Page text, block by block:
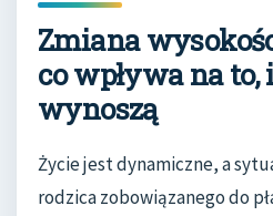
Zmiana
co wpływa na to,
wynoszą
Życie jest dynamiczne, a
rodzica zobowiązanego do